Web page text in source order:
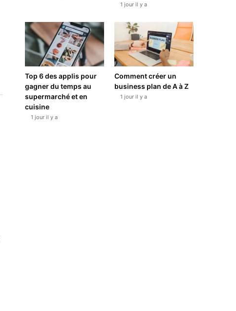
1 jour il y a
Top 6 des applis pour
gagner du temps au
supermarché et en
cuisine
1 jour il y a
Comment créer un
business plan de A à Z
1 jour il y a